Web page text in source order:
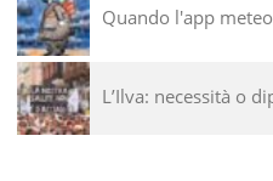
Quando l'app
L’Ilva: necessità o